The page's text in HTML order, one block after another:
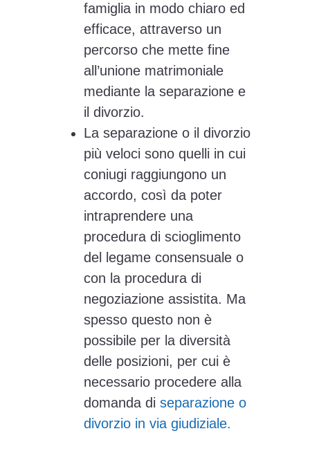
famiglia in modo chiaro ed
efficace, attraverso un
percorso che mette fine
all’unione matrimoniale
mediante la separazione e
il divorzio.
La separazione o il divorzio
più veloci sono quelli in cui
coniugi raggiungono un
accordo, così da poter
intraprendere una
procedura di scioglimento
del legame consensuale o
con la procedura di
negoziazione assistita. Ma
spesso questo non è
possibile per la diversità
delle posizioni, per cui è
necessario procedere alla
domanda diseparazione o
divorzio in via giudiziale.